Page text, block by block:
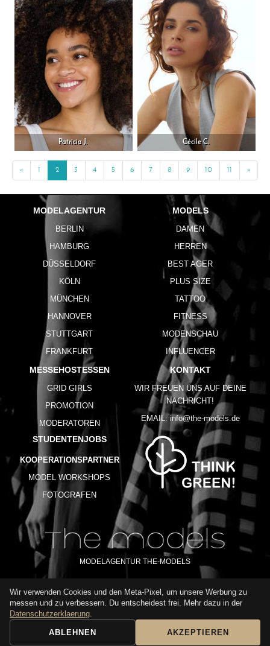
Patricia J. Cécile C.
« 2 3 4 5 6 7 8 9 10 »
MODELAGENTUR
BERLIN
HAMBURG
DÜSSELDORF
KÖLN
MÜNCHEN
HANNOVER
STUTTGART
FRANKFURT
MODELS
DAMEN
HERREN
BEST AGER
PLUS SIZE
TATTOO
FITNESS
MODENSCHAU
INFLUENCER
MESSEHOSTESSEN
GRID GIRLS
PROMOTION
MODERATOREN
STUDENTENJOBS
KOOPERATIONSPARTNER
MODEL WORKSHOPS
FOTOGRAFEN
KONTAKT
WIR FREUEN UNS AUF DEINE
NACHRICHT!
EMAIL: info@the-models.de
MODELAGENTUR THE-MODELS
IMPRESSUM AGB DATENSCHUTZ
NUTZUNGSBEDINGUNGEN
Wir verwenden Cookies und den Meta-Pixel, um unsere Werbung zu
messen und zu verbessern. Du entscheidest frei. Mehr dazu in der
Datenschutzerklaerung.
ABLEHNEN AKZEPTIEREN